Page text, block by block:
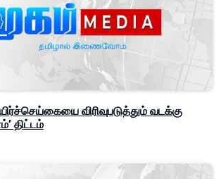
விரிவுபடுத்தும் வடக்கு
திட்டம்